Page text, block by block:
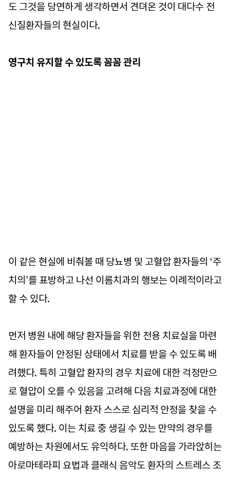
도 그것을 당연하게 생각하면서 견뎌온 것이 대다수 전
신질환자들의 현실이다.
영구치 유지할 수 있도록 꼼꼼 관리
이 같은 현실에 비춰볼 때 당뇨병 및 고혈압 환자들의 ‘주
치의’를 표방하고 나선 이롬치과의 행보는 이례적이라고
할 수 있다.
먼저 병원 내에 해당 환자들을 위한 전용 치료실을 마련
해 환자들이 안정된 상태에서 치료를 받을 수 있도록 배
려했다. 특히 고혈압 환자의 경우 치료에 대한 걱정만으
로 혈압이 오를 수 있음을 고려해 다음 치료과정에 대한
설명을 미리 해주어 환자 스스로 심리적 안정을 찾을 수
있도록 했다. 이는 치료 중 생길 수 있는 만약의 경우를
예방하는 차원에서도 유익하다. 또한 마음을 가라앉히는
아로마테라피 요법과 클래식 음악도 환자의 스트레스 조